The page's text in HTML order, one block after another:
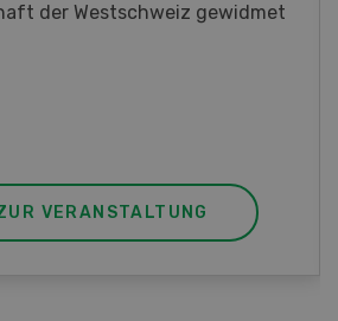
sich für das Thema? In
FBA-Weiterbildungskurs
VERANSTALTUNG